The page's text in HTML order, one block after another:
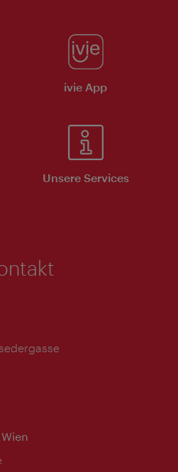
ivie App
Unsere Services